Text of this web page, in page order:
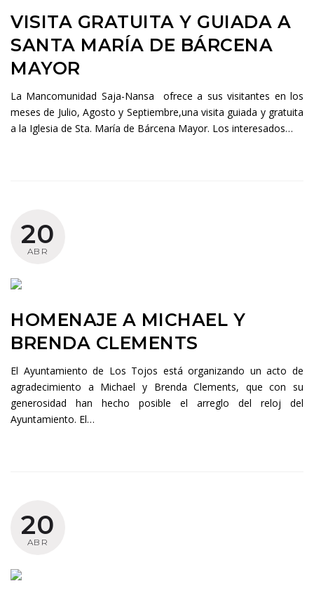
VISITA GRATUITA Y GUIADA A
SANTA MARÍA DE BÁRCENA
MAYOR
La Mancomunidad Saja-Nansa ofrece a sus visitantes en los
meses de Julio, Agosto y Septiembre,una visita guiada y gratuita
a la Iglesia de Sta. María de Bárcena Mayor. Los interesados…
20
ABR
HOMENAJE A MICHAEL Y
BRENDA CLEMENTS
El Ayuntamiento de Los Tojos está organizando un acto de
agradecimiento a Michael y Brenda Clements, que con su
generosidad han hecho posible el arreglo del reloj del
Ayuntamiento. El…
20
ABR